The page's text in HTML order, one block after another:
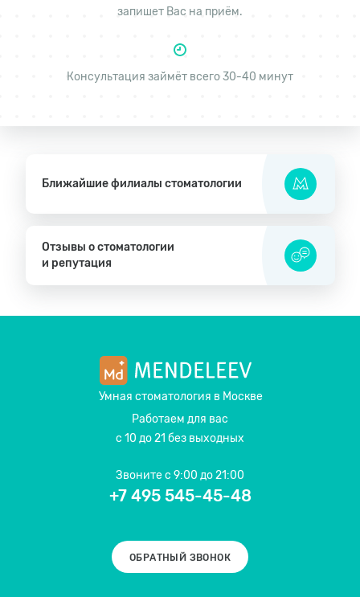
запишет Вас на приём.
Консультация займёт всего 30-40 минут
Ближайшие филиалы стоматологии
Отзывы о стоматологии
и репутация
Умная стоматология в Москве
Работаем для вас
с 10 до 21 без выходных
Звонитес 9:00 до 21:00
+7 495 545-45-48
ОБРАТНЫЙ ЗВОНОК